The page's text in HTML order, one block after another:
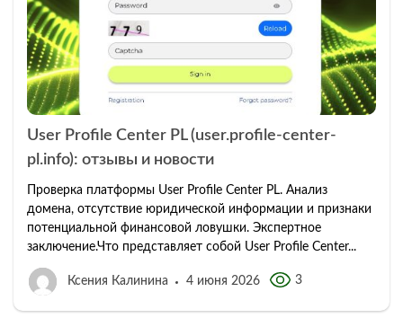
User Profile Center PL (user.profile-center-
pl.info): отзывы и новости
Проверка платформы User Profile Center PL. Анализ
домена, отсутствие юридической информации и признаки
потенциальной финансовой ловушки. Экспертное
заключение.Что представляет собой User Profile Center...
Ксения Калинина 4 июня 2026 3